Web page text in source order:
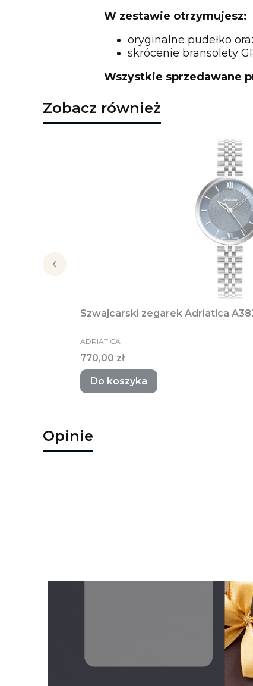
W zestawie otrzymujesz:
oryginalne pudełko
skrócenie bransolety
Wszystkie sprzedawane
Zobacz również
Szwajcarski zegarek Adriatica
PRODUCENT
ADRIATICA
Cena
770,00 zł
Do koszyka
Opinie